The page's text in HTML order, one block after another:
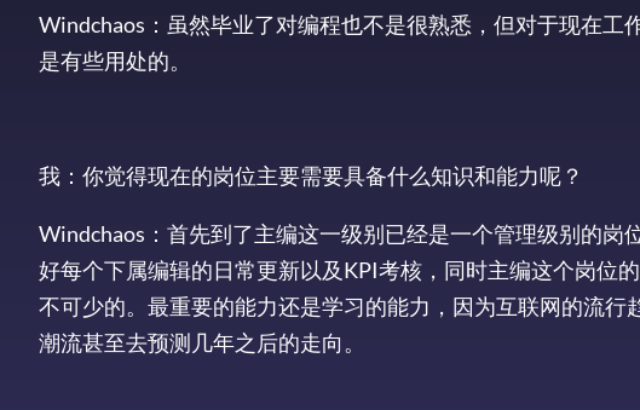
Windchaos：虽然毕业了对编程也不是很熟悉，但对于现在
是有些用处的。
我：你觉得现在的岗位主要需要具备什么知识和能力呢？
Windchaos：首先到了主编这一级别已经是一个管理级别的
好每个下属编辑的日常更新以及KPI考核，同时主编这个岗位
不可少的。最重要的能力还是学习的能力，因为互联网的流
潮流甚至去预测几年之后的走向。